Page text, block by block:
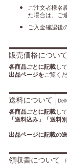
ご注文者様名
た場合は、ご
ご入金確認後
販売価格について
各商品ごとに記載し
出品ページをご覧く
送料について
各商品ごとに記載し
「送料込み」「送料
出品ページに記載の
領収書について